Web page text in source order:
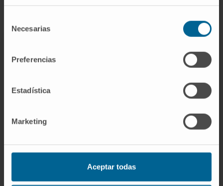
Necesarias
Preferencias
Estadística
Marketing
Aceptar todas
de la Clínica Universidad de
El Departamento de Alergología e Inmunología
de la Clínica forma parte de la Global Allergy
and Asthma European Network, compuesta
Alergología de Europa, elegidos por su